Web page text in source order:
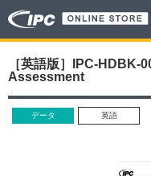
［英語版］IPC-
Assessment
データ 英語